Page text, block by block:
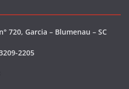
720, Garcia – Blumenau – SC
2205